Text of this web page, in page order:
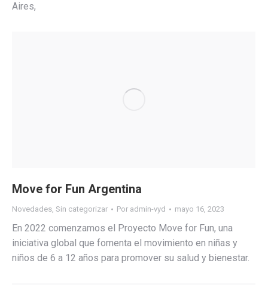
Aires,
Move for Fun Argentina
Novedades, Sin categorizar Por admin-vyd mayo 16, 2023
En 2022 comenzamos el Proyecto Move for Fun, una
iniciativa global que fomenta el movimiento en niñas y
niños de 6 a 12 años para promover su salud y bienestar.